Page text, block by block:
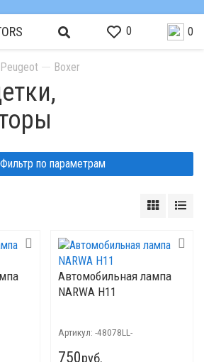
0 0
Peugeot Boxer
по параметрам
Автомобильная лампа
NARWA H11
Артикул: -48078LL-
750руб.